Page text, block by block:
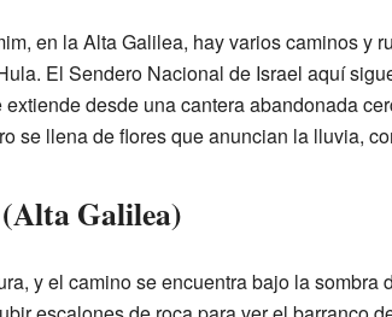
en la Alta Galilea, hay varios caminos y
El Sendero Nacional de Israel aquí
desde una cantera abandonada
se llena de flores que anuncian la lluvia,
Galilea)
y el camino se encuentra bajo la sombra